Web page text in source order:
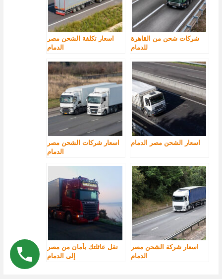
شركات شحن من القاهرة
للدمام
اسعار تكلفة الشحن مصر
الدمام
اسعار الشحن مصر الدمام
اسعار شركات الشحن مصر
الدمام
اسعار شركة الشحن مصر
الدمام
نقل عائلتك بأمان من مصر
إلى الدمام